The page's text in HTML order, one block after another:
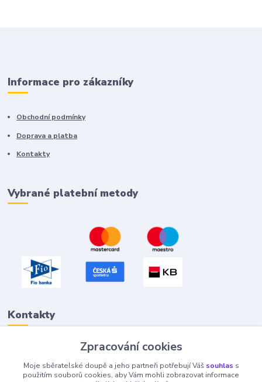
Informace pro zákazníky
Obchodní podmínky
Doprava a platba
Kontakty
Vybrané platební metody
Kontakty
info@tivan.cz
Zpracování cookies
Moje sběratelské doupě a jeho partneři potřebují Váš souhlas s
použitím souborů cookies, aby Vám mohli zobrazovat informace